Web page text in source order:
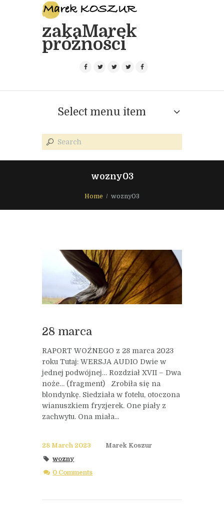
zakaMarek
próżności
Select menu item
wozny03
Home wozny03
28 marca
RAPORT WOŹNEGO z 28 marca 2023
roku Tutaj: WERSJA AUDIO Dwie w
jednej podwójnej… Rozdział XVII – Dwa
noże… (fragment) Zrobiła się na
blondynkę. Siedziała w fotelu, otoczona
wianuszkiem fryzjerek. One piały z
zachwytu. Ona miała...
28 March 2023
Marek Koszur
wozny
0 Comments